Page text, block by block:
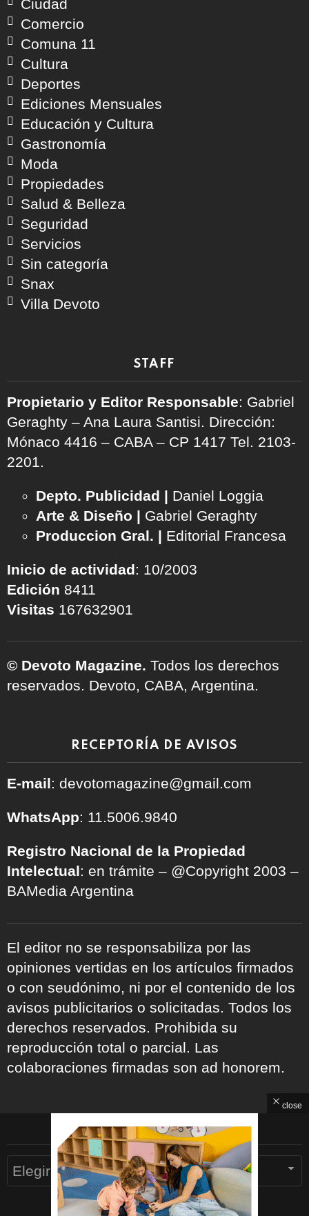
Ciudad
Comercio
Comuna 11
Cultura
Deportes
Ediciones Mensuales
Educación y Cultura
Gastronomía
Moda
Propiedades
Salud & Belleza
Seguridad
Servicios
Sin categoría
Snax
Villa Devoto
STAFF
Propietario y Editor Responsable: Gabriel
Geraghty – Ana Laura Santisi. Dirección:
Mónaco 4416 – CABA – CP 1417 Tel. 2103-
2201.
Depto. Publicidad | Daniel Loggia
Arte & Diseño | Gabriel Geraghty
Produccion Gral. | Editorial Francesa
Inicio de actividad: 10/2003
Edición 8411
Visitas 167632901
© Devoto Magazine. Todos los derechos
reservados. Devoto, CABA, Argentina.
RECEPTORÍA DE AVISOS
E-mail: devotomagazine@gmail.com
WhatsApp: 11.5006.9840
Registro Nacional de la Propiedad
Intelectual: en trámite – @Copyright 2003 –
BAMedia Argentina
El editor no se responsabiliza por las
opiniones vertidas en los artículos firmados
o con seudónimo, ni por el contenido de los
avisos publicitarios o solicitadas. Todos los
derechos reservados. Prohibida su
reproducción total o parcial. Las
colaboraciones firmadas son ad honorem.
ARCHIVOS
Archivos
close